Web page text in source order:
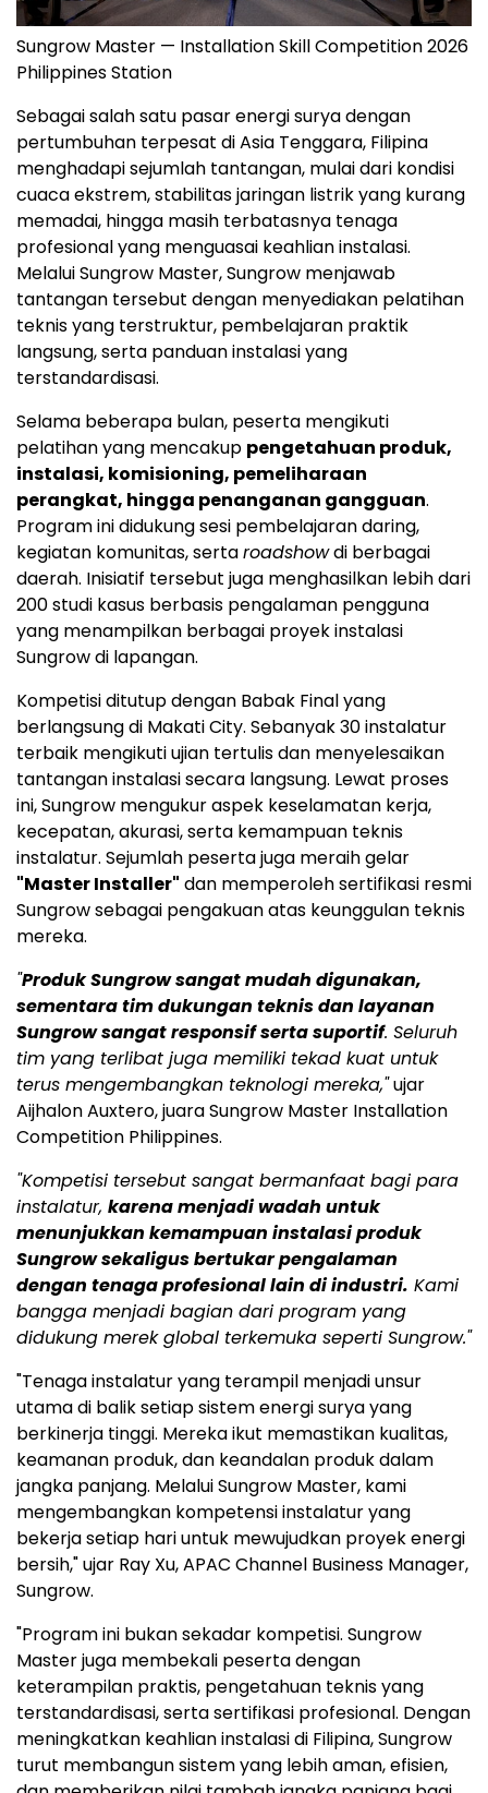
Sungrow Master — Installation Skill Competition 2026
Philippines Station
Sebagai salah satu pasar energi surya dengan
pertumbuhan terpesat di Asia Tenggara, Filipina
menghadapi sejumlah tantangan, mulai dari kondisi
cuaca ekstrem, stabilitas jaringan listrik yang kurang
memadai, hingga masih terbatasnya tenaga
profesional yang menguasai keahlian instalasi.
Melalui Sungrow Master, Sungrow menjawab
tantangan tersebut dengan menyediakan pelatihan
teknis yang terstruktur, pembelajaran praktik
langsung, serta panduan instalasi yang
terstandardisasi.
Selama beberapa bulan, peserta mengikuti
pelatihan yang mencakup pengetahuan produk,
instalasi, komisioning, pemeliharaan
perangkat, hingga penanganan gangguan.
Program ini didukung sesi pembelajaran daring,
kegiatan komunitas, sertaroadshowdi berbagai
daerah. Inisiatif tersebut juga menghasilkan lebih dari
200 studi kasus berbasis pengalaman pengguna
yang menampilkan berbagai proyek instalasi
Sungrow di lapangan.
Kompetisi ditutup dengan Babak Final yang
berlangsung di Makati City. Sebanyak 30 instalatur
terbaik mengikuti ujian tertulis dan menyelesaikan
tantangan instalasi secara langsung. Lewat proses
ini, Sungrow mengukur aspek keselamatan kerja,
kecepatan, akurasi, serta kemampuan teknis
instalatur. Sejumlah peserta juga meraih gelar
"Master Installer" dan memperoleh sertifikasi resmi
Sungrow sebagai pengakuan atas keunggulan teknis
mereka.
"Produk Sungrow sangat mudah digunakan,
sementara tim dukungan teknis dan layanan
Sungrow sangat responsif serta suportif. Seluruh
tim yang terlibat juga memiliki tekad kuat untuk
terus mengembangkan teknologi mereka,"ujar
Aijhalon Auxtero, juara Sungrow Master Installation
Competition Philippines.
"Kompetisi tersebut sangat bermanfaat bagi para
instalatur, karena menjadi wadah untuk
menunjukkan kemampuan instalasi produk
Sungrow sekaligus bertukar pengalaman
dengan tenaga profesional lain di industri. Kami
bangga menjadi bagian dari program yang
didukung merek global terkemuka seperti Sungrow."
"Tenaga instalatur yang terampil menjadi unsur
utama di balik setiap sistem energi surya yang
berkinerja tinggi. Mereka ikut memastikan kualitas,
keamanan produk, dan keandalan produk dalam
jangka panjang. Melalui Sungrow Master, kami
mengembangkan kompetensi instalatur yang
bekerja setiap hari untuk mewujudkan proyek energi
bersih," ujar Ray Xu, APAC Channel Business Manager,
Sungrow.
"Program ini bukan sekadar kompetisi. Sungrow
Master juga membekali peserta dengan
keterampilan praktis, pengetahuan teknis yang
terstandardisasi, serta sertifikasi profesional. Dengan
meningkatkan keahlian instalasi di Filipina, Sungrow
turut membangun sistem yang lebih aman, efisien,